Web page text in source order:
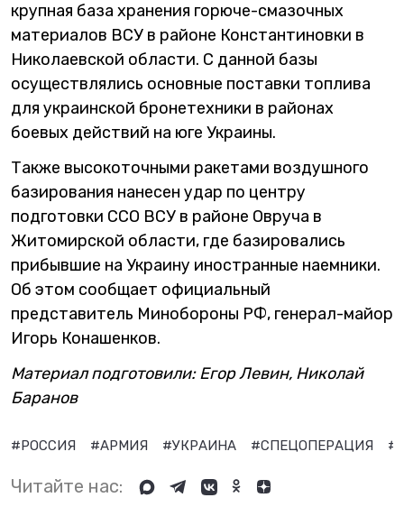
крупная база хранения горюче-смазочных
материалов ВСУ в районе Константиновки в
Николаевской области. С данной базы
осуществлялись основные поставки топлива
для украинской бронетехники в районах
боевых действий на юге Украины.
Также высокоточными ракетами воздушного
базирования нанесен удар по центру
подготовки ССО ВСУ в районе Овруча в
Житомирской области, где базировались
прибывшие на Украину иностранные наемники.
Об этом сообщает официальный
представитель Минобороны РФ, генерал-майор
Игорь Конашенков.
Материал подготовили: Егор Левин, Николай
Баранов
#РОССИЯ #АРМИЯ #УКРАИНА #СПЕЦОПЕРАЦИЯ
Читайте нас: